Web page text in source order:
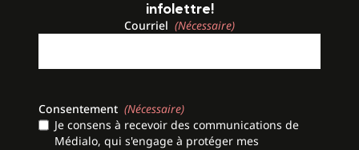
infolettre!
Courriel (Nécessaire)
Consentement (Nécessaire)
Je consens à recevoir des communications de
Médialo, qui s'engage à protéger mes